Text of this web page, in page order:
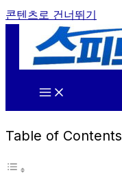
콘텐츠로 건너뛰기
Table of Contents